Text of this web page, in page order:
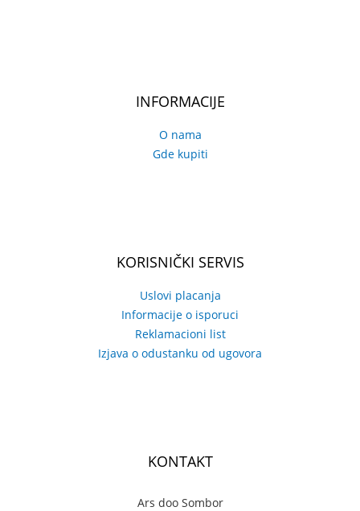
INFORMACIJE
O nama
Gde kupiti
KORISNIČKI SERVIS
Uslovi placanja
Informacije o isporuci
Reklamacioni list
Izjava o odustanku od ugovora
KONTAKT
Ars doo Sombor